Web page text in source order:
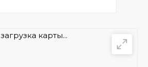
загрузка карты...